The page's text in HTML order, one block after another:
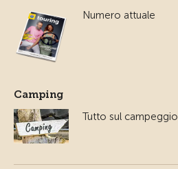
Numero attuale
Camping
Tutto sul campeggio